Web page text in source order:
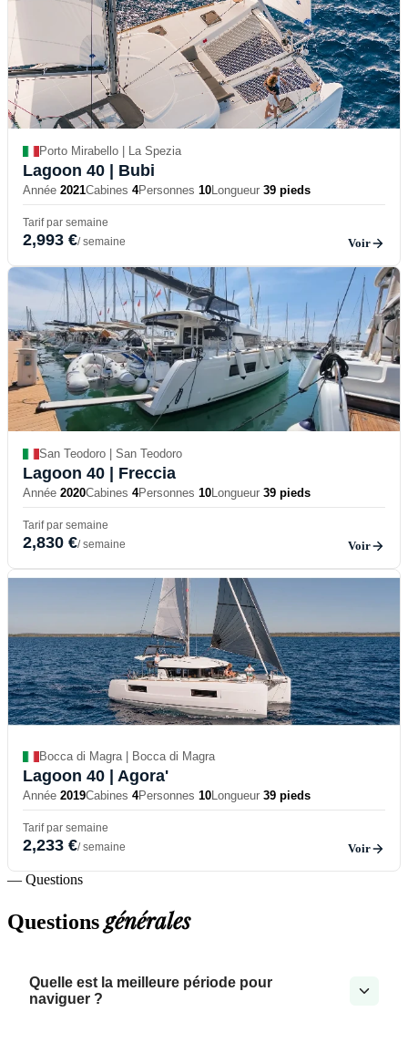
Porto Mirabello | La Spezia
Lagoon 40 | Bubi
Année 2021Cabines 4Personnes 10Longueur 39 pieds
Tarif par semaine
2,993 €/ semaine Voir
San Teodoro | San Teodoro
Lagoon 40 | Freccia
Année 2020Cabines 4Personnes 10Longueur 39 pieds
Tarif par semaine
2,830 €/ semaine Voir
Bocca di Magra | Bocca di Magra
Lagoon 40 | Agora'
Année 2019Cabines 4Personnes 10Longueur 39 pieds
Tarif par semaine
2,233 €/ semaine Voir
— Questions
Questionsgénérales
Quelle est la meilleure période pour
naviguer ?